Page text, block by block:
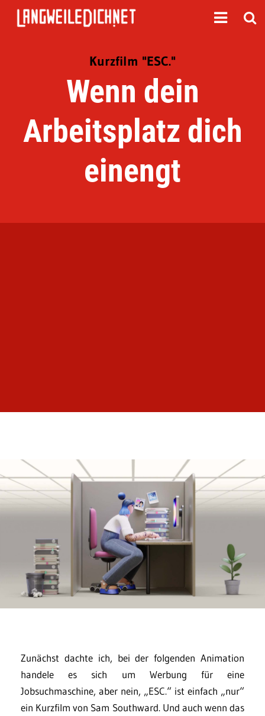
Kurzfilm "ESC."
Wenn dein
Arbeitsplatz dich
einengt
Zunächst dachte ich, bei der folgenden Animation
handele es sich um Werbung für eine
Jobsuchmaschine, aber nein, „ESC.“ ist einfach „nur“
ein Kurzfilm von Sam Southward. Und auch wenn das